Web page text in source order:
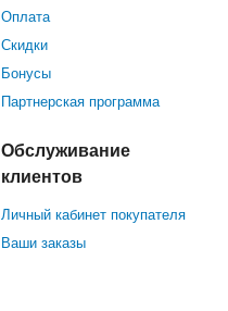
Оплата
Скидки
Бонусы
Партнерская программа
Обслуживание
клиентов
Личный кабинет покупателя
Ваши заказы